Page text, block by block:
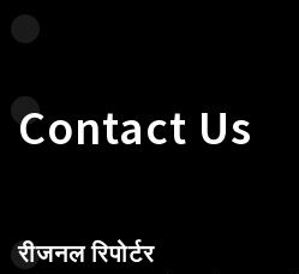
Contact Us
रीजनल रिपोर्टर